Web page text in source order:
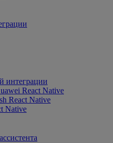
интеграции
React Native
React Native
Native